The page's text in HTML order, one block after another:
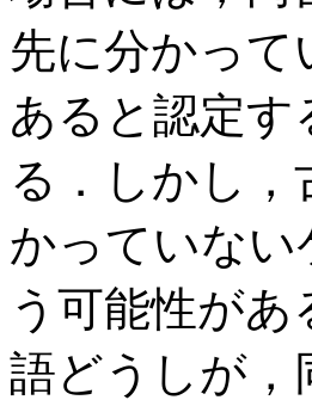
先に分かって
あると認定
る．しかし
かっていない
う可能性が
語どうしが，